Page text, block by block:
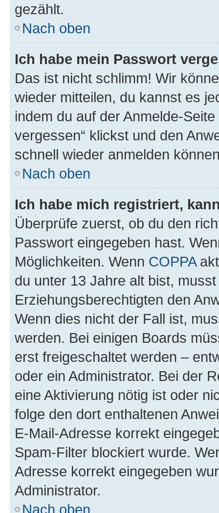
gezählt.
Nach oben
Ich habe mein Passwort
Das ist nicht schlimm! Wir
wieder mitteilen, du kannst es
indem du auf der Anmelde-
vergessen“ klickst und den
schnell wieder anmelden
Nach oben
Ich habe mich registriert,
Überprüfe zuerst, ob du den
Passwort eingegeben hast.
Möglichkeiten. Wenn COPPA
du unter 13 Jahre alt bist,
Erziehungsberechtigten den
Wenn dies nicht der Fall ist,
werden. Bei einigen Boards
erst freigeschaltet werden –
oder ein Administrator. Bei der
eine Aktivierung nötig ist oder
folge den dort enthaltenen
E-Mail-Adresse korrekt
Spam-Filter blockiert wurde.
Adresse korrekt eingegeben
Administrator.
Nach oben